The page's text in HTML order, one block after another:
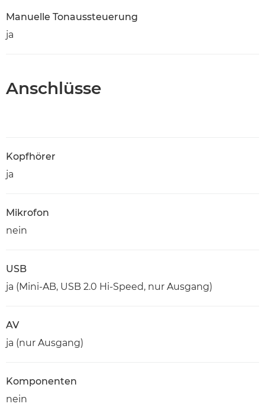
Manuelle Tonaussteuerung
ja
Anschlüsse
Kopfhörer
ja
Mikrofon
nein
USB
ja (Mini-AB, USB 2.0 Hi-Speed, nur Ausgang)
AV
ja (nur Ausgang)
Komponenten
nein